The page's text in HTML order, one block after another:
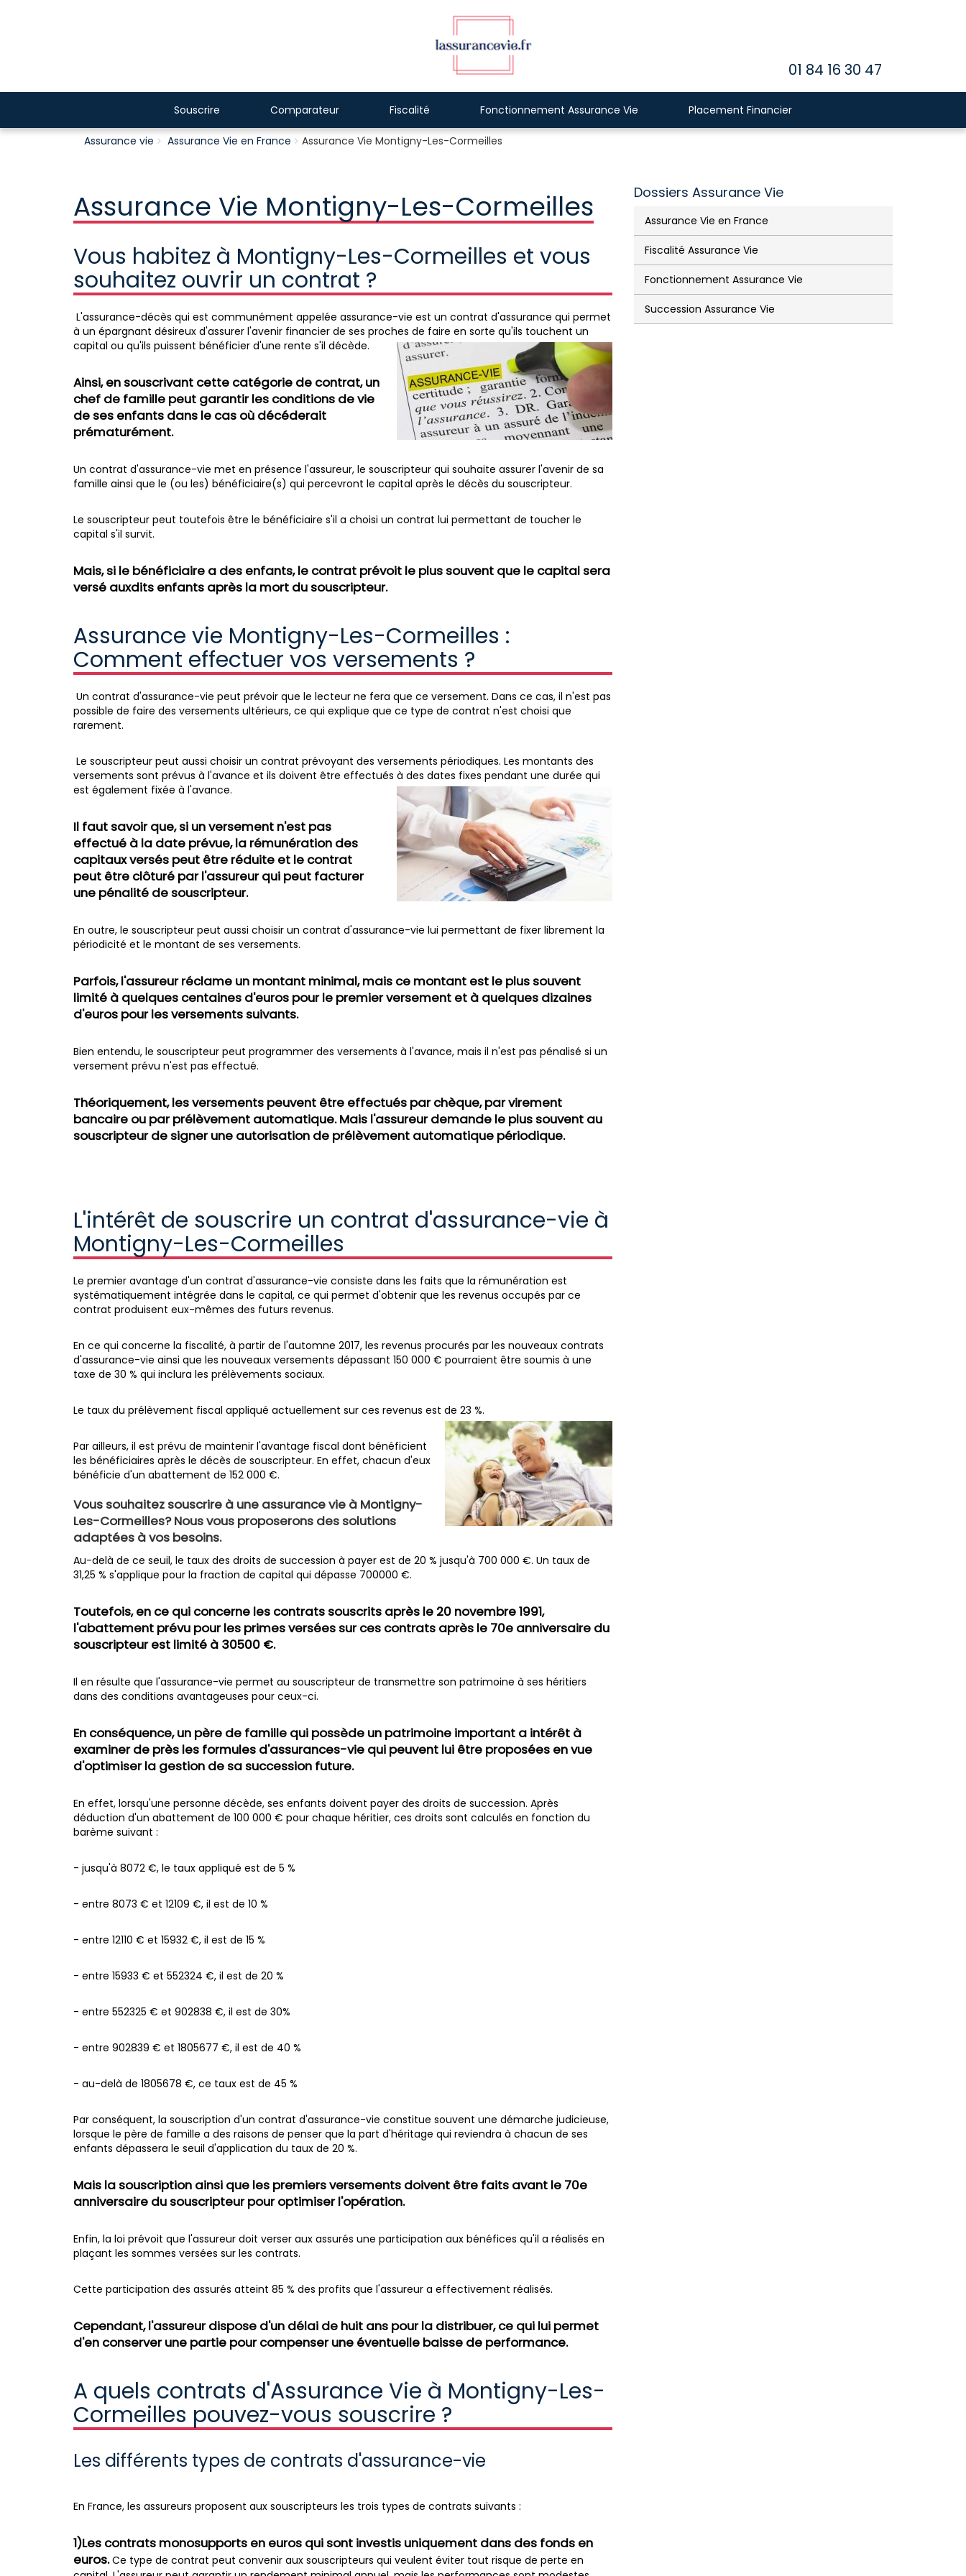
01 84 16 30 47
Souscrire Comparateur Fiscalité Fonctionnement Assurance Vie Placement Financier
Assurance vie Assurance Vie en France Assurance Vie Montigny-Les-Cormeilles
Assurance Vie Montigny-Les-Cormeilles
Vous habitez à Montigny-Les-Cormeilles et vous
souhaitez ouvrir un contrat ?
L'assurance-décès qui est communément appelée assurance-vie est un contrat d'assurance qui permet
à un épargnant désireux d'assurer l'avenir financier de ses proches de faire en sorte qu'ils touchent un
capital ou qu'ils puissent bénéficier d'une rente s'il décède.
Ainsi, en souscrivant cette catégorie de contrat, un
chef de famille peut garantir les conditions de vie
de ses enfants dans le cas où décéderait
prématurément.
Un contrat d'assurance-vie met en présence l'assureur, le souscripteur qui souhaite assurer l'avenir de sa
famille ainsi que le (ou les) bénéficiaire(s) qui percevront le capital après le décès du souscripteur.
Le souscripteur peut toutefois être le bénéficiaire s'il a choisi un contrat lui permettant de toucher le
capital s'il survit.
Mais, si le bénéficiaire a des enfants, le contrat prévoit le plus souvent que le capital sera
versé auxdits enfants après la mort du souscripteur.
Assurance vie Montigny-Les-Cormeilles :
Comment effectuer vos versements ?
Un contrat d'assurance-vie peut prévoir que le lecteur ne fera que ce versement. Dans ce cas, il n'est pas
possible de faire des versements ultérieurs, ce qui explique que ce type de contrat n'est choisi que
rarement.
Le souscripteur peut aussi choisir un contrat prévoyant des versements périodiques. Les montants des
versements sont prévus à l'avance et ils doivent être effectués à des dates fixes pendant une durée qui
est également fixée à l'avance.
Il faut savoir que, si un versement n'est pas
effectué à la date prévue, la rémunération des
capitaux versés peut être réduite et le contrat
peut être clôturé par l'assureur qui peut facturer
une pénalité de souscripteur.
En outre, le souscripteur peut aussi choisir un contrat d'assurance-vie lui permettant de fixer librement la
périodicité et le montant de ses versements.
Parfois, l'assureur réclame un montant minimal, mais ce montant est le plus souvent
limité à quelques centaines d'euros pour le premier versement et à quelques dizaines
d'euros pour les versements suivants.
Bien entendu, le souscripteur peut programmer des versements à l'avance, mais il n'est pas pénalisé si un
versement prévu n'est pas effectué.
Théoriquement, les versements peuvent être effectués par chèque, par virement
bancaire ou par prélèvement automatique. Mais l'assureur demande le plus souvent au
souscripteur de signer une autorisation de prélèvement automatique périodique.
L'intérêt de souscrire un contrat d'assurance-vie à
Montigny-Les-Cormeilles
Le premier avantage d'un contrat d'assurance-vie consiste dans les faits que la rémunération est
systématiquement intégrée dans le capital, ce qui permet d'obtenir que les revenus occupés par ce
contrat produisent eux-mêmes des futurs revenus.
En ce qui concerne la fiscalité, à partir de l'automne 2017, les revenus procurés par les nouveaux contrats
d'assurance-vie ainsi que les nouveaux versements dépassant 150 000 € pourraient être soumis à une
taxe de 30 % qui inclura les prélèvements sociaux.
Le taux du prélèvement fiscal appliqué actuellement sur ces revenus est de 23 %.
Par ailleurs, il est prévu de maintenir l'avantage fiscal dont bénéficient
les bénéficiaires après le décès de souscripteur. En effet, chacun d'eux
bénéficie d'un abattement de 152 000 €.
Vous souhaitez souscrire à une assurance vie à Montigny-
Les-Cormeilles? Nous vous proposerons des solutions
adaptées à vos besoins.
Au-delà de ce seuil, le taux des droits de succession à payer est de 20 % jusqu'à 700 000 €. Un taux de
31,25 % s'applique pour la fraction de capital qui dépasse 700000 €.
Toutefois, en ce qui concerne les contrats souscrits après le 20 novembre 1991,
l'abattement prévu pour les primes versées sur ces contrats après le 70e anniversaire du
souscripteur est limité à 30500 €.
Il en résulte que l'assurance-vie permet au souscripteur de transmettre son patrimoine à ses héritiers
dans des conditions avantageuses pour ceux-ci.
En conséquence, un père de famille qui possède un patrimoine important a intérêt à
examiner de près les formules d'assurances-vie qui peuvent lui être proposées en vue
d'optimiser la gestion de sa succession future.
En effet, lorsqu'une personne décède, ses enfants doivent payer des droits de succession. Après
déduction d'un abattement de 100 000 € pour chaque héritier, ces droits sont calculés en fonction du
barème suivant :
- jusqu'à 8072 €, le taux appliqué est de 5 %
- entre 8073 € et 12109 €, il est de 10 %
- entre 12110 € et 15932 €, il est de 15 %
- entre 15933 € et 552324 €, il est de 20 %
- entre 552325 € et 902838 €, il est de 30%
- entre 902839 € et 1805677 €, il est de 40 %
- au-delà de 1805678 €, ce taux est de 45 %
Par conséquent, la souscription d'un contrat d'assurance-vie constitue souvent une démarche judicieuse,
lorsque le père de famille a des raisons de penser que la part d'héritage qui reviendra à chacun de ses
enfants dépassera le seuil d'application du taux de 20 %.
Mais la souscription ainsi que les premiers versements doivent être faits avant le 70e
anniversaire du souscripteur pour optimiser l'opération.
Enfin, la loi prévoit que l'assureur doit verser aux assurés une participation aux bénéfices qu'il a réalisés en
plaçant les sommes versées sur les contrats.
Cette participation des assurés atteint 85 % des profits que l'assureur a effectivement réalisés.
Cependant, l'assureur dispose d'un délai de huit ans pour la distribuer, ce qui lui permet
d'en conserver une partie pour compenser une éventuelle baisse de performance.
A quels contrats d'Assurance Vie à Montigny-Les-
Cormeilles pouvez-vous souscrire ?
Les différents types de contrats d'assurance-vie
En France, les assureurs proposent aux souscripteurs les trois types de contrats suivants :
1)Les contrats monosupports en euros qui sont investis uniquement dans des fonds en
euros.Ce type de contrat peut convenir aux souscripteurs qui veulent éviter tout risque de perte en
Dossiers Assurance Vie
Assurance Vie en France
Fiscalité Assurance Vie
Fonctionnement Assurance Vie
Succession Assurance Vie